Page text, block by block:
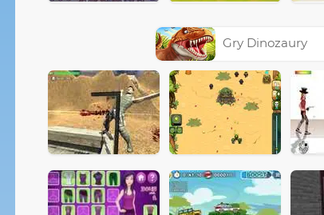
Gry Dinozaury